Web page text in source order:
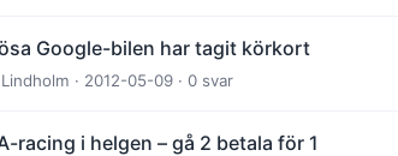
Google-bilen har tagit körkort
· 2012-05-09 · 0 svar
racing i helgen – gå 2 betala för 1